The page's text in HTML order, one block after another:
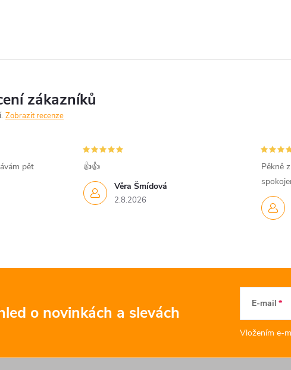
zákazníků
Zobrazit recenze
pět
Věra Šmídová
2.8.2026
👍👍
Pěkně
o novinkách a slevách E-mail
Vložením e-